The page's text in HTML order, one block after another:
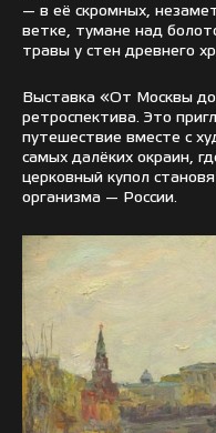
— в её скромных,
ветке, тумане над
травы у стен древнего
Выставка «От Москвы
ретроспектива. Это
путешествие вместе с
самых далёких окраин,
церковный купол
организма — России.